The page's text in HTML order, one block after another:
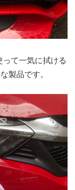
て一気に拭ける
製品です。